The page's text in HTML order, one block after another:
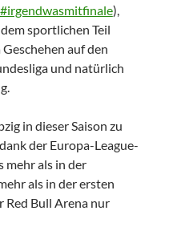
#irgendwasmitfinale),
sportlichen Teil
auf den
und natürlich
in dieser Saison zu
der Europa-League-
mehr als in der
als in der ersten
Red Bull Arena nur